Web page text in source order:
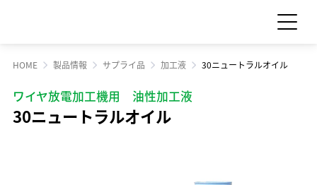
HOME 製品情報 サプライ品 加工液 30ニュートラルオイル
ワイヤ放電加工機用 油性加工液
30ニュートラルオイル